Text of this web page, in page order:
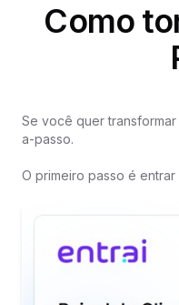
Como
Se você quer
a-passo.
O primeiro passo é entrar